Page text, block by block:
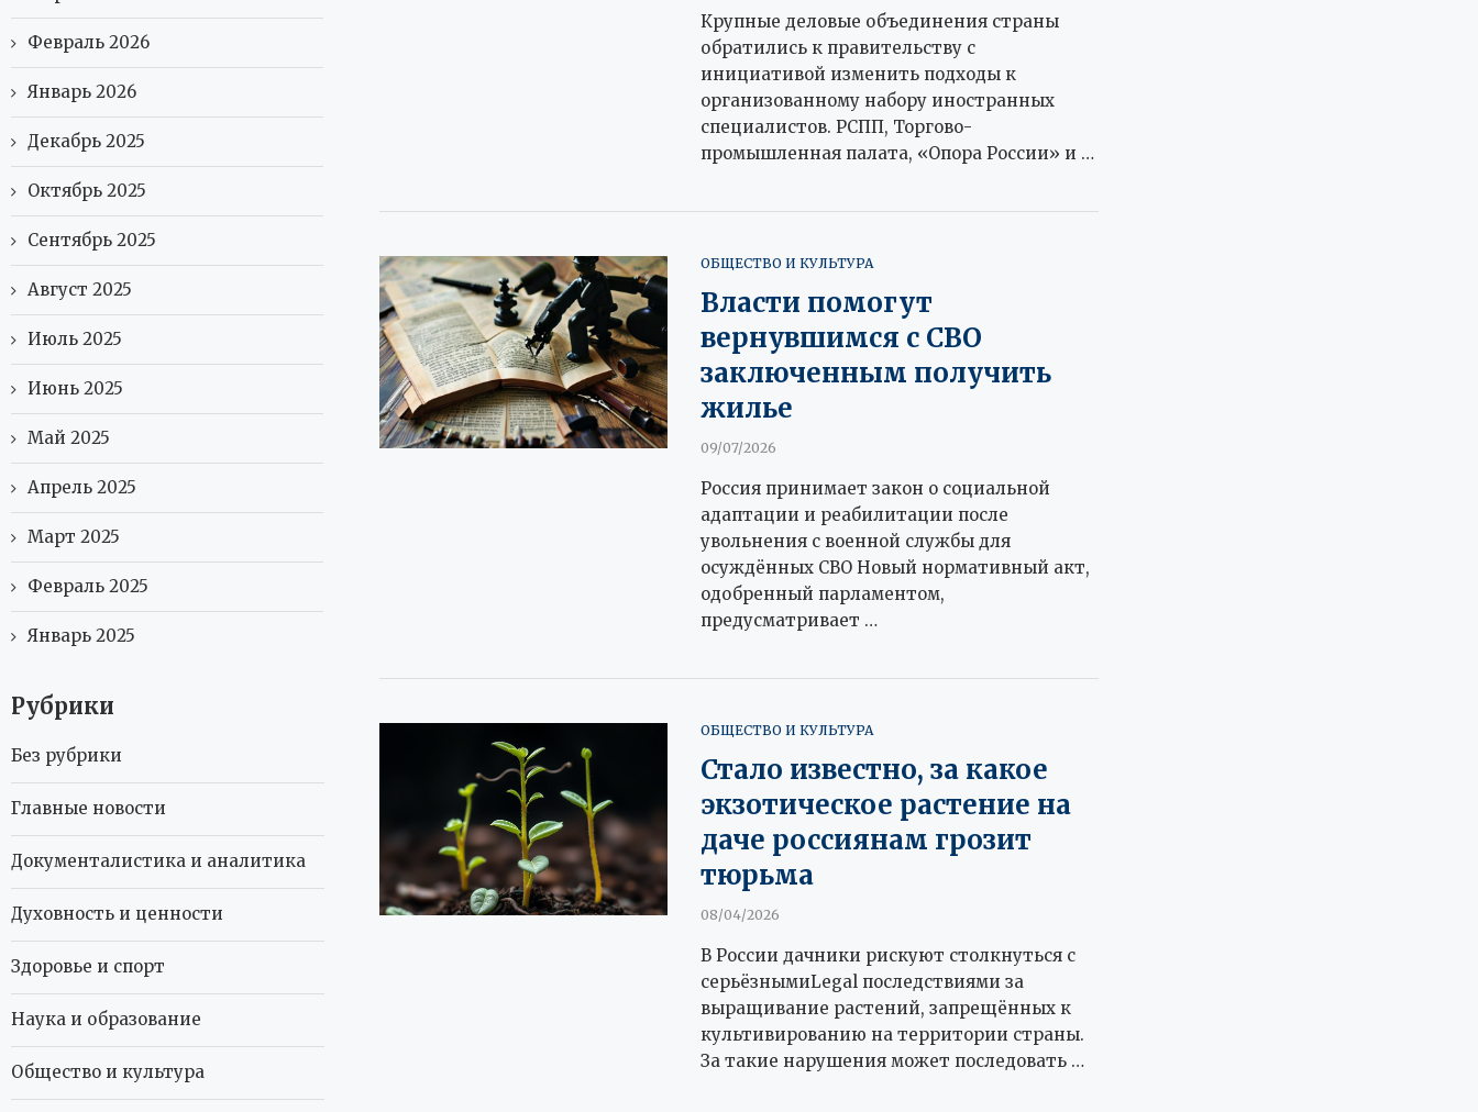
Крупные деловые объединения страны
обратились к правительству с
инициативой изменить подходы к
организованному набору иностранных
специалистов. РСПП, Торгово-
промышленная палата, «Опора России» и …
ОБЩЕСТВО И КУЛЬТУРА
Власти помогут
вернувшимся с СВО
заключенным получить
жилье
09/07/2026
Россия принимает закон о социальной
адаптации и реабилитации после
увольнения с военной службы для
осуждённых СВО Новый нормативный акт,
одобренный парламентом,
предусматривает …
ОБЩЕСТВО И КУЛЬТУРА
Стало известно, за какое
экзотическое растение на
даче россиянам грозит
тюрьма
08/04/2026
В России дачники рискуют столкнуться с
серьёзнымиLegal последствиями за
выращивание растений, запрещённых к
культивированию на территории страны.
За такие нарушения может последовать …
Февраль 2026
Январь 2026
Декабрь 2025
Октябрь 2025
Сентябрь 2025
Август 2025
Июль 2025
Июнь 2025
Май 2025
Апрель 2025
Март 2025
Февраль 2025
Январь 2025
Рубрики
Без рубрики
Главные новости
Документалистика и аналитика
Духовность и ценности
Здоровье и спорт
Наука и образование
Общество и культура